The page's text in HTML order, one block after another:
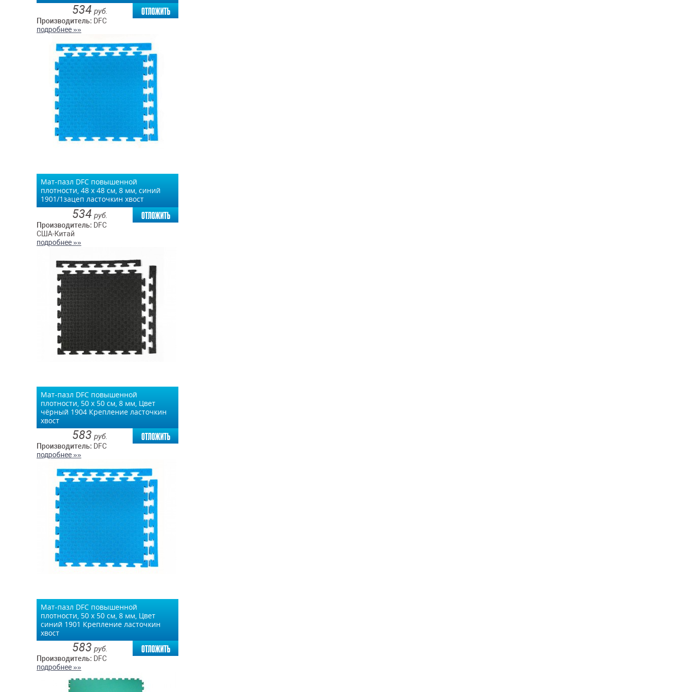
534 руб. отложить
Производитель: DFC
подробнее »»
Мат-пазл DFC повышенной
плотности, 48 х 48 см, 8 мм, синий
1901/1зацеп ласточкин хвост
534 руб. отложить
Производитель: DFC
США-Китай
подробнее »»
Мат-пазл DFC повышенной
плотности, 50 х 50 см, 8 мм, Цвет
чёрный 1904 Крепление ласточкин
хвост
583 руб. отложить
Производитель: DFC
подробнее »»
Мат-пазл DFC повышенной
плотности, 50 х 50 см, 8 мм, Цвет
синий 1901 Крепление ласточкин
хвост
583 руб. отложить
Производитель: DFC
подробнее »»